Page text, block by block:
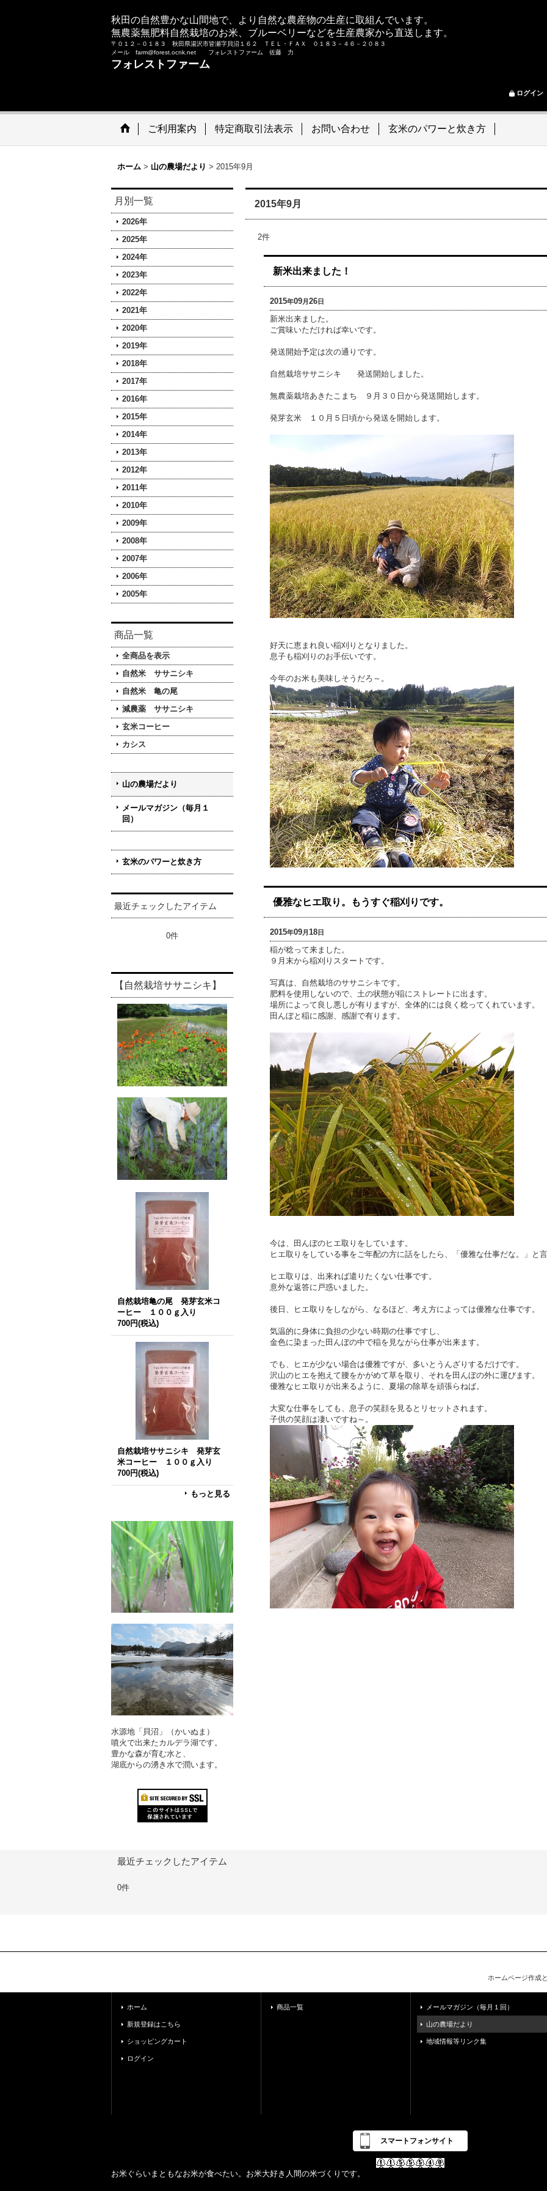
秋田の自然豊かな山間地で、より自然な農産物の生産に取組んでいます。
無農薬無肥料自然栽培のお米、ブルーベリーなどを生産農家から直送します。
〒０１２－０１８３ 秋田県湯沢市皆瀬字貝沼１６２ ＴＥＬ・ＦＡＸ ０１８３－４６－２０８３
メール farm@forest.ocnk.net フォレストファーム 佐藤 力
フォレストファーム
ログイン
ご利用案内 特定商取引法表示 お問い合わせ 玄米のパワーと炊き方
ホーム > 山の農場だより > 2015年9月
月別一覧
2026年
2025年
2024年
2023年
2022年
2021年
2020年
2019年
2018年
2017年
2016年
2015年
2014年
2013年
2012年
2011年
2010年
2009年
2008年
2007年
2006年
2005年
商品一覧
全商品を表示
自然米 ササニシキ
自然米 亀の尾
減農薬 ササニシキ
玄米コーヒー
カシス
山の農場だより
メールマガジン（毎月１
回）
玄米のパワーと炊き方
最近チェックしたアイテム
0件
【自然栽培ササニシキ】
自然栽培亀の尾 発芽玄米コ
ーヒー １００ｇ入り
700円(税込)
自然栽培ササニシキ 発芽玄
米コーヒー １００ｇ入り
700円(税込)
もっと見る
水源地「貝沼」（かいぬま）
噴火で出来たカルデラ湖です。
豊かな森が育む水と、
湖底からの湧き水で潤います。
2015年9月
2件
新米出来ました！
2015年09月26日
新米出来ました。
ご賞味いただければ幸いです。
発送開始予定は次の通りです。
自然栽培ササニシキ 発送開始しました。
無農薬栽培あきたこまち ９月３０日から発送開始します。
発芽玄米 １０月５日頃から発送を開始します。
好天に恵まれ良い稲刈りとなりました。
息子も稲刈りのお手伝いです。
今年のお米も美味しそうだろ～。
優雅なヒエ取り。もうすぐ稲刈りです。
2015年09月18日
稲が稔って来ました。
９月末から稲刈りスタートです。
写真は、自然栽培のササニシキです。
肥料を使用しないので、土の状態が稲にストレートに出ます。
場所によって良し悪しが有りますが、全体的には良く稔ってくれています。
田んぼと稲に感謝、感謝で有ります。
今は、田んぼのヒエ取りをしています。
ヒエ取りをしている事をご年配の方に話をしたら、「優雅な仕事だな。」と言
ヒエ取りは、出来れば遣りたくない仕事です。
意外な返答に戸惑いました。
後日、ヒエ取りをしながら、なるほど、考え方によっては優雅な仕事です。
気温的に身体に負担の少ない時期の仕事ですし、
金色に染まった田んぼの中で稲を見ながら仕事が出来ます。
でも、ヒエが少ない場合は優雅ですが、多いとうんざりするだけです。
沢山のヒエを抱えて腰をかがめて草を取り、それを田んぼの外に運びます。
優雅なヒエ取りが出来るように、夏場の除草を頑張らねば。
大変な仕事をしても、息子の笑顔を見るとリセットされます。
子供の笑顔は凄いですね～。
最近チェックしたアイテム
0件
ホームページ作成
ホーム
新規登録はこちら
ショッピングカート
ログイン
商品一覧 メールマガジン（毎月１回）
山の農場だより
地域情報等リンク集
スマートフォンサイト
お米ぐらいまともなお米が食べたい。お米大好き人間の米づくりです。